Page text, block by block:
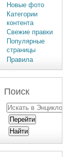
Новые фото
Категории
контента
Свежие правки
Популярные
страницы
Правила
Поиск